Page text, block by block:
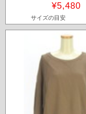
¥5,480
サイズの目安